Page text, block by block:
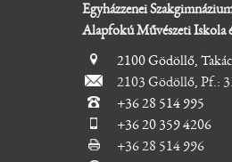
Egyházzenei
Alapfokú Művészeti Iskola
2100 Gödöllő,
2103 Gödöllő, Pf.:
+36 28 514 995
+36 20 359 4206
+36 28 514 996